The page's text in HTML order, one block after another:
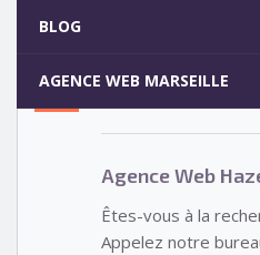
BLOG
AGENCE WEB MARSEILLE
5
Votre site internet
Agence Web
Êtes-vous à la
Appelez notre